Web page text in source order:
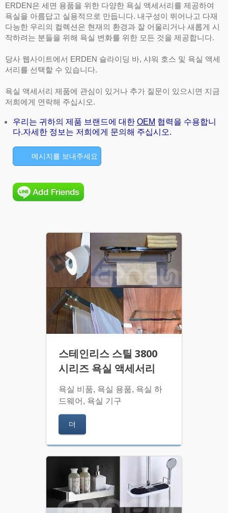
ERDEN은 세면 용품을 위한 다양한 욕실 액세서리를 제공하여
욕실을 아름답고 실용적으로 만듭니다. 내구성이 뛰어나고 다재
다능한 우리의 컬렉션은 현재의 환경과 잘 어울리거나 새롭게 시
작하려는 분들을 위해 욕실 변화를 위한 모든 것을 제공합니다.
당사 웹사이트에서 ERDEN 슬라이딩 바, 샤워 호스 및 욕실 액세
서리를 선택할 수 있습니다.
욕실 액세서리 제품에 관심이 있거나 추가 질문이 있으시면 지금
저희에게 연락해 주십시오.
우리는 귀하의 제품 브랜드에 대한 OEM 협력을 수용합니
다.자세한 정보는 저희에게 문의해 주십시오.
메시지를 보내주세요
스테인리스 스틸 3800
시리즈 욕실 액세서리
욕실 비품, 욕실 용품, 욕실 하
드웨어, 욕실 기구
더